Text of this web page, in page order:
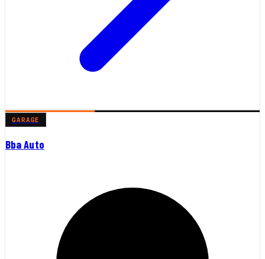
GARAGE
Bba Auto